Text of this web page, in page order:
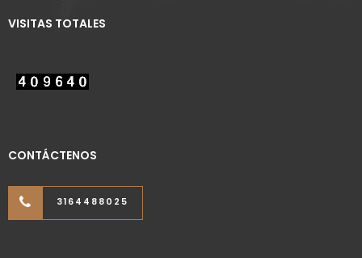
VISITAS TOTALES
CONTÁCTENOS
3164488025